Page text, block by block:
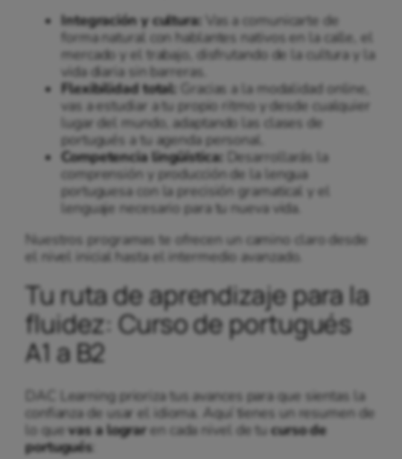
Integración y cultura: Vas a comunicarte de
forma natural con hablantes nativos en la calle, el
mercado y el trabajo, disfrutando de la cultura y la
vida diaria sin barreras.
Flexibilidad total: Gracias a la modalidad online,
vas a estudiar a tu propio ritmo y desde cualquier
lugar del mundo, adaptando las clases de
portugués a tu agenda personal.
Competencia lingüística: Desarrollarás la
comprensión y producción de la lengua
portuguesa con la precisión gramatical y el
lenguaje necesario para tu nueva vida.
Nuestros programas te ofrecen un camino claro desde
el nivel inicial hasta el intermedio avanzado.
Tu ruta de aprendizaje para la
fluidez: Curso de portugués
A1 a B2
DAC Learning prioriza tus avances para que sientas la
confianza de usar el idioma. Aquí tienes un resumen de
lo quevas a lograr en cada nivel de tucurso de
portugués: